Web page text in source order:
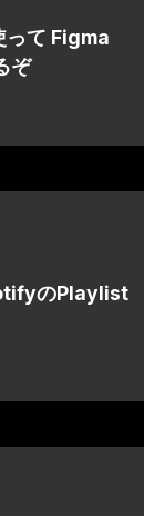
て Figma
ぞ
のPlaylist